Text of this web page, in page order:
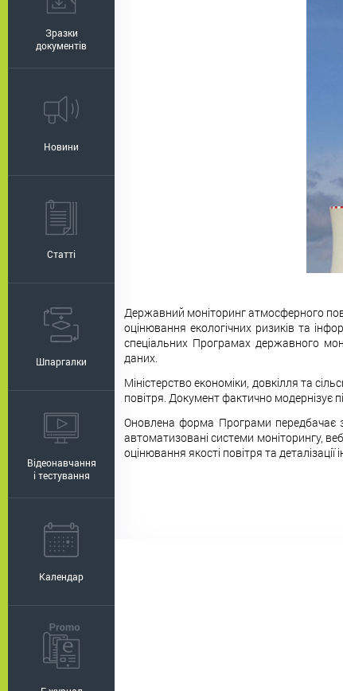
Зразки
документів
Новини
Статті
Шпаргалки
Відеонавчання
і тестування
Календар
Державний моніторинг атмосферного
оцінювання екологічних ризиків та
спеціальних Програмах державного
даних.
Міністерство економіки, довкілля та
повітря. Документ фактично модернізує
Оновлена форма Програми передбачає
автоматизовані системи моніторингу,
оцінювання якості повітря та